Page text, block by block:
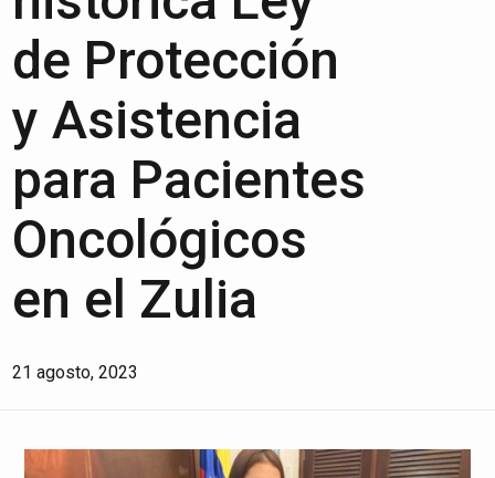
de Protección
y Asistencia
para Pacientes
Oncológicos
en el Zulia
21 agosto, 2023